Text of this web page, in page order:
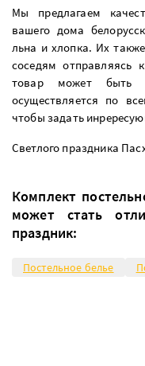
Мы предлагаем
вашего дома
льна и хлопка. Их
соседям
товар может быть
осуществляется по
чтобы задать
Светлого праздника
Комплект
может стать
праздник:
Постельное белье